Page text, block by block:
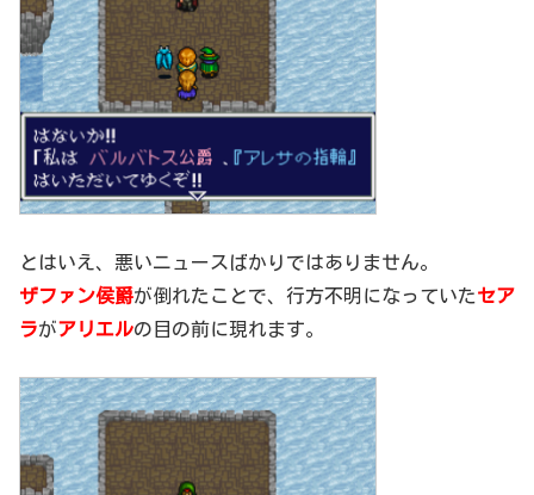
とはいえ、悪いニュースばかりではありません。
ザファン侯爵が倒れたことで、行方不明になっていたセア
ラがアリエルの目の前に現れます。